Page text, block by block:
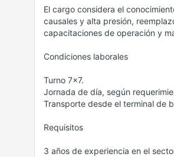
El cargo considera el
causales y alta presión,
capacitaciones de operación y
Condiciones laborales
Turno 7x7.
Jornada de día, según
Transporte desde el terminal de
Requisitos
3 años de experiencia en el